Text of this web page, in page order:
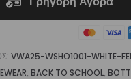
VWA25-WSHO1001-WHITE-
, BACK TO SCHOOL,